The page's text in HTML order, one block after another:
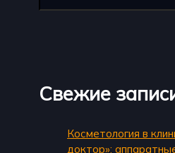
Свежие
Косметология в
доктор»: